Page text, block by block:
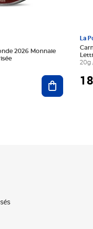
2026 Monnaie
Ajouter au
La
20g
18